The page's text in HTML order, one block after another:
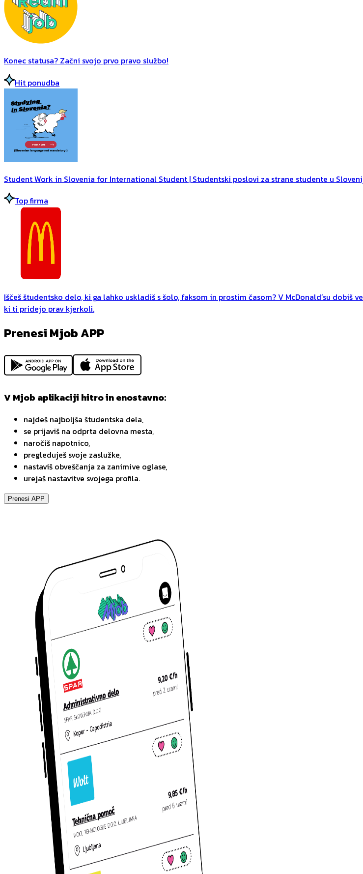
Konec statusa? Začni svojo prvo pravo službo!
Hit ponudba
Student Work in Slovenia for International Student | Studentski poslovi za strane studente u
Top firma
Iščeš študentsko delo, ki ga lahko uskladiš s šolo, faksom in prostim časom? V McDonald’su dobiš
ki ti pridejo prav kjerkoli.
Prenesi Mjob APP
V Mjob aplikaciji hitro in enostavno:
najdeš najboljša študentska dela,
se prijaviš na odprta delovna mesta,
naročiš napotnico,
pregleduješ svoje zaslužke,
nastaviš obveščanja za zanimive oglase,
urejaš nastavitve svojega profila.
Prenesi APP